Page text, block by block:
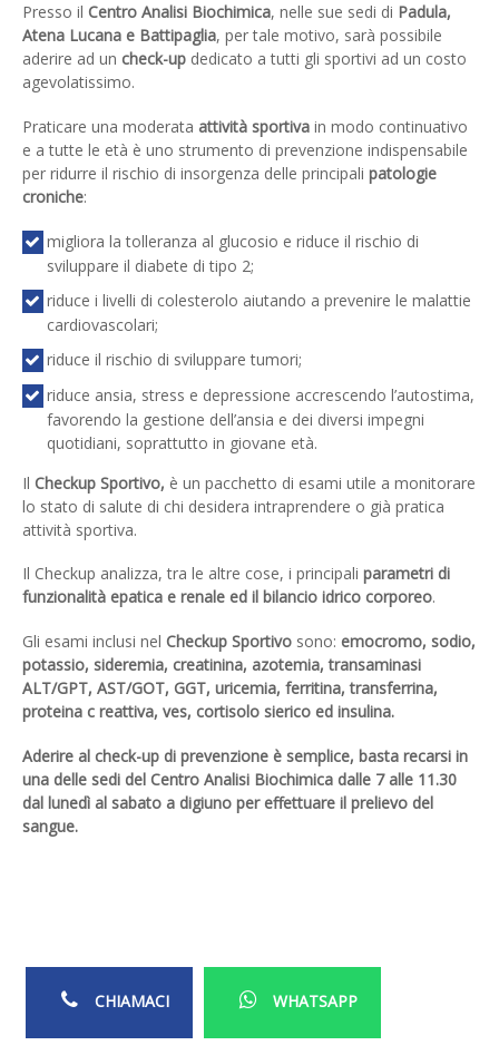
Presso il Centro Analisi Biochimica, nelle sue sedi di Padula,
Atena Lucana e Battipaglia, per tale motivo, sarà possibile
aderire ad un check-up dedicato a tutti gli sportivi ad un costo
agevolatissimo.
Praticare una moderata attività sportiva in modo continuativo
e a tutte le età è uno strumento di prevenzione indispensabile
per ridurre il rischio di insorgenza delle principali patologie
croniche:
migliora la tolleranza al glucosio e riduce il rischio di
sviluppare il diabete di tipo 2;
riduce i livelli di colesterolo aiutando a prevenire le malattie
cardiovascolari;
riduce il rischio di sviluppare tumori;
riduce ansia, stress e depressione accrescendo l’autostima,
favorendo la gestione dell’ansia e dei diversi impegni
quotidiani, soprattutto in giovane età.
Il Checkup Sportivo, è un pacchetto di esami utile a monitorare
lo stato di salute di chi desidera intraprendere o già pratica
attività sportiva.
Il Checkup analizza, tra le altre cose, i principali parametri di
funzionalità epatica e renale ed il bilancio idrico corporeo.
Gli esami inclusi nel Checkup Sportivo sono: emocromo, sodio,
potassio, sideremia, creatinina, azotemia, transaminasi
ALT/GPT, AST/GOT, GGT, uricemia, ferritina, transferrina,
proteina c reattiva, ves, cortisolo sierico ed insulina.
Aderire al check-up di prevenzione è semplice, basta recarsi in
una delle sedi del Centro Analisi Biochimica dalle 7 alle 11.30
dal lunedì al sabato a digiuno per effettuare il prelievo del
sangue.
CHIAMACI WHATSAPP